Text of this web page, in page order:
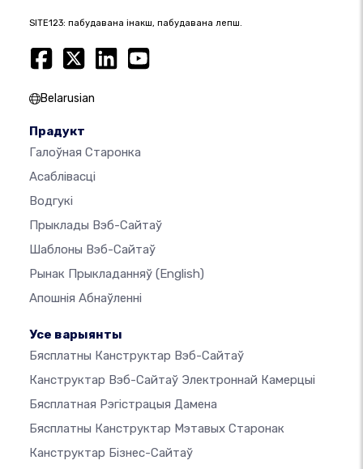
SITE123: пабудавана інакш, пабудавана лепш.
Belarusian
Прадукт
Галоўная Старонка
Асаблівасці
Водгукі
Прыклады Вэб-Сайтаў
Шаблоны Вэб-Сайтаў
Рынак Прыкладанняў (English)
Апошнія Абнаўленні
Усе варыянты
Бясплатны Канструктар Вэб-Сайтаў
Канструктар Вэб-Сайтаў Электроннай Камерцыі
Бясплатная Рэгістрацыя Дамена
Бясплатны Канструктар Мэтавых Старонак
Канструктар Бізнес-Сайтаў